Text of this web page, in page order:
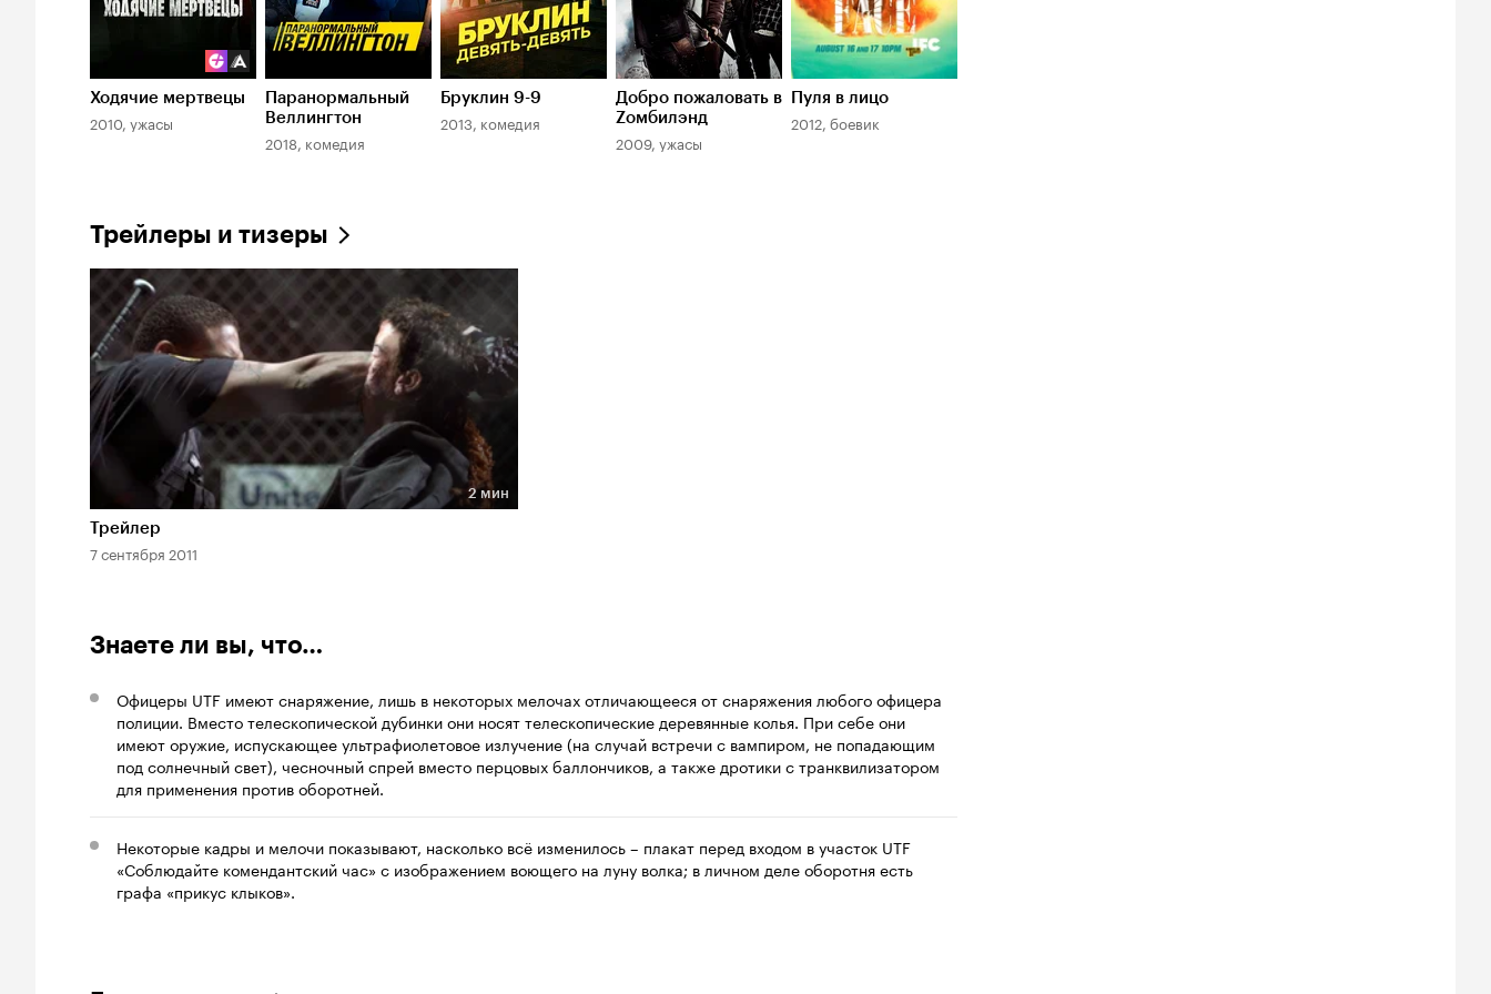
Ходячие мертвецы
2010, ужасы
Паранормальный
Веллингтон
2018, комедия
Бруклин 9-9
2013, комедия
Добро пожаловать в
Zомбилэнд
2009, ужасы
Пуля в лицо
2012, боевик
Трейлеры и тизеры
Длительность 2 мин
2 мин
Трейлер
7 сентября 2011
Знаете ли вы, что…
Офицеры UTF имеют снаряжение, лишь в некоторых мелочах отличающееся от снаряжения любого офицера
полиции. Вместо телескопической дубинки они носят телескопические деревянные колья. При себе они
имеют оружие, испускающее ультрафиолетовое излучение (на случай встречи с вампиром, не попадающим
под солнечный свет), чесночный спрей вместо перцовых баллончиков, а также дротики с транквилизатором
для применения против оборотней.
Некоторые кадры и мелочи показывают, насколько всё изменилось – плакат перед входом в участок UTF
«Соблюдайте комендантский час» с изображением воющего на луну волка; в личном деле оборотня есть
графа «прикус клыков».